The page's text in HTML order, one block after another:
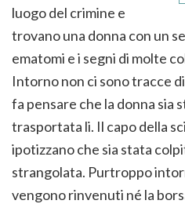
luogo del crimine e
trovano una donna con un
ematomi e i segni di molte
Intorno non ci sono tracce
fa pensare che la donna sia
trasportata li. Il capo della
ipotizzano che sia stata
strangolata. Purtroppo
vengono rinvenuti né la